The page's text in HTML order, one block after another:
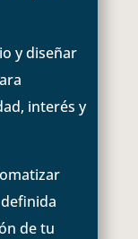
y diseñar
interés y
de tu